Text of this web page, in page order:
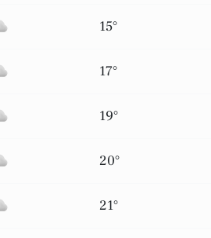
15°
17°
19°
20°
21°